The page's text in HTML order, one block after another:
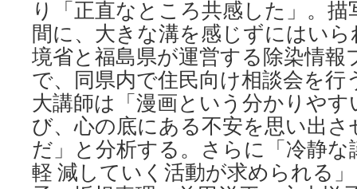
り「正直なところ共感した」。
間に、大きな溝を感じずにはい
境省と福島県が運営する除染情報
で、同県内で住民向け相談会を行
大講師は「漫画という分かりや
び、心の底にある不安を思い出
だ」と分析する。さらに「冷静
軽 減していく活動が求められる